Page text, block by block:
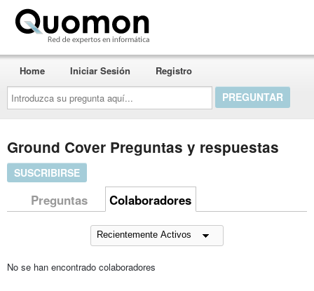
Introduzca
su
pregunta
aquí...
Home Iniciar Sesión Registro
Ground Cover Preguntas y respuestas
SUSCRIBIRSE
Preguntas Colaboradores
No se han encontrado colaboradores